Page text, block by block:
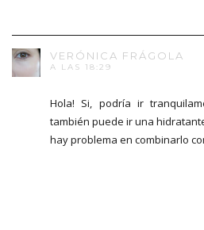
VERÓNICA FRÁGOLA
A LAS 18:29
Hola! Si, podría ir
también puede ir una
hay problema en combinarlo